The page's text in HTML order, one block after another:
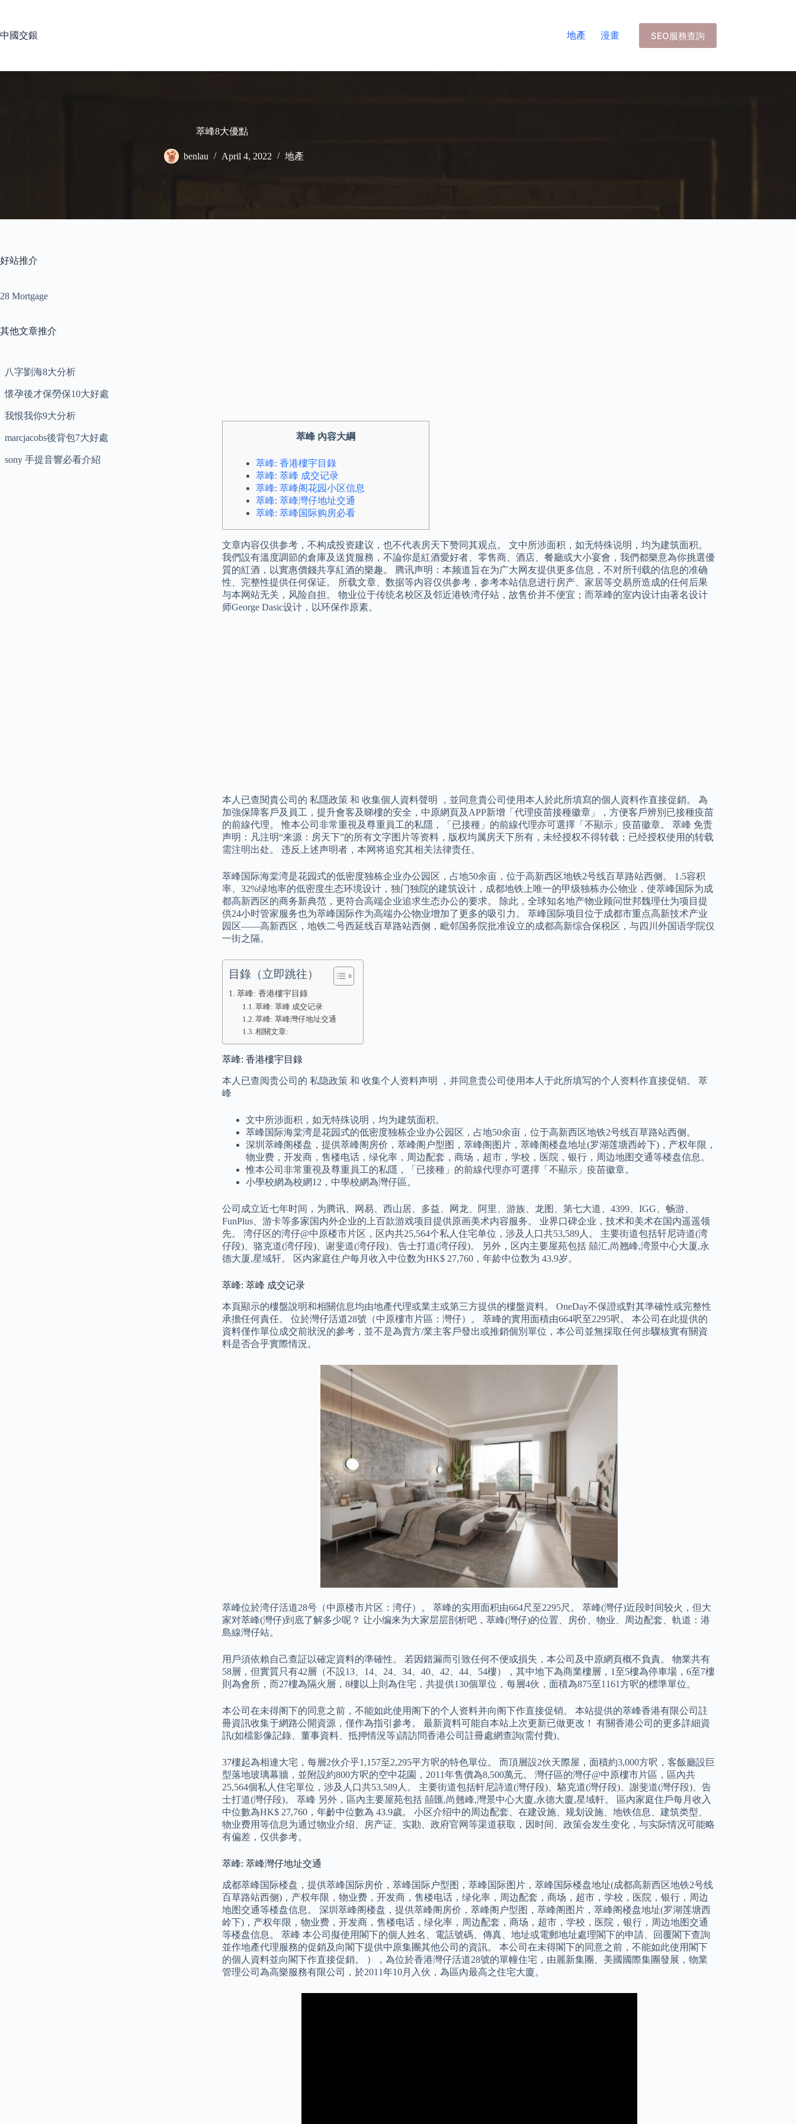
中國交銀
地產 漫畫 SEO服務查詢
萃峰8大優點
benlau April 4, 2022 地產
萃峰 內容大綱
萃峰: 香港樓宇目錄
萃峰: 萃峰 成交记录
萃峰: 萃峰阁花园小区信息
萃峰: 萃峰灣仔地址交通
萃峰: 萃峰国际购房必看
文章内容仅供参考，不构成投资建议，也不代表房天下赞同其观点。 文中所涉面积，如无特殊说明，均为建筑面积。
我們設有溫度調節的倉庫及送貨服務，不論你是紅酒愛好者、零售商、酒店、餐廳或大小宴會，我們都樂意為你挑選優
質的紅酒，以實惠價錢共享紅酒的樂趣。 腾讯声明：本频道旨在为广大网友提供更多信息，不对所刊载的信息的准确
性、完整性提供任何保证。 所载文章、数据等内容仅供参考，参考本站信息进行房产、家居等交易所造成的任何后果
与本网站无关，风险自担。 物业位于传统名校区及邻近港铁湾仔站，故售价并不便宜；而萃峰的室内设计由著名设计
师George Dasic设计，以环保作原素。
本人已查閱貴公司的 私隱政策 和 收集個人資料聲明 ，並同意貴公司使用本人於此所填寫的個人資料作直接促銷。 為
加強保障客戶及員工，提升會客及睇樓的安全，中原網頁及APP新增「代理疫苗接種徽章」，方便客戶辨別已接種疫苗
的前線代理。 惟本公司非常重視及尊重員工的私隱，「已接種」的前線代理亦可選擇「不顯示」疫苗徽章。 萃峰 免责
声明：凡注明“来源：房天下”的所有文字图片等资料，版权均属房天下所有，未经授权不得转载；已经授权使用的转载
需注明出处。 违反上述声明者，本网将追究其相关法律责任。
萃峰国际海棠湾是花园式的低密度独栋企业办公园区，占地50余亩，位于高新西区地铁2号线百草路站西侧。 1.5容积
率、32%绿地率的低密度生态环境设计，独门独院的建筑设计，成都地铁上唯一的甲级独栋办公物业，使萃峰国际为成
都高新西区的商务新典范，更符合高端企业追求生态办公的要求。 除此，全球知名地产物业顾问世邦魏理仕为项目提
供24小时管家服务也为萃峰国际作为高端办公物业增加了更多的吸引力。 萃峰国际项目位于成都市重点高新技术产业
园区——高新西区，地铁二号西延线百草路站西侧，毗邻国务院批准设立的成都高新综合保税区，与四川外国语学院仅
一街之隔。
目錄（立即跳往）
萃峰: 香港樓宇目錄
萃峰: 萃峰 成交记录
萃峰: 萃峰灣仔地址交通
相關文章:
萃峰: 香港樓宇目錄
本人已查阅贵公司的 私隐政策 和 收集个人资料声明 ，并同意贵公司使用本人于此所填写的个人资料作直接促销。 萃
峰
文中所涉面积，如无特殊说明，均为建筑面积。
萃峰国际海棠湾是花园式的低密度独栋企业办公园区，占地50余亩，位于高新西区地铁2号线百草路站西侧。
深圳萃峰阁楼盘，提供萃峰阁房价，萃峰阁户型图，萃峰阁图片，萃峰阁楼盘地址(罗湖莲塘西岭下)，产权年限，
物业费，开发商，售楼电话，绿化率，周边配套，商场，超市，学校，医院，银行，周边地图交通等楼盘信息。
惟本公司非常重視及尊重員工的私隱，「已接種」的前線代理亦可選擇「不顯示」疫苗徽章。
小學校網為校網12，中學校網為灣仔區。
公司成立近七年时间，为腾讯、网易、西山居、多益、网龙、阿里、游族、龙图、第七大道、4399、IGG、畅游、
FunPlus、游卡等多家国内外企业的上百款游戏项目提供原画美术内容服务。 业界口碑企业，技术和美术在国内遥遥领
先。 湾仔区的湾仔@中原楼市片区，区内共25,564个私人住宅单位，涉及人口共53,589人。 主要街道包括轩尼诗道(湾
仔段)、骆克道(湾仔段)、谢斐道(湾仔段)、告士打道(湾仔段)。 另外，区内主要屋苑包括 囍汇,尚翘峰,湾景中心大厦,永
德大厦,星域轩。 区内家庭住户每月收入中位数为HK$ 27,760，年龄中位数为 43.9岁。
萃峰: 萃峰 成交记录
本頁顯示的樓盤說明和相關信息均由地產代理或業主或第三方提供的樓盤資料。 OneDay不保證或對其準確性或完整性
承擔任何責任。 位於灣仔活道28號（中原樓市片區：灣仔）。 萃峰的實用面積由664呎至2295呎。 本公司在此提供的
資料僅作單位成交前狀況的參考，並不是為賣方/業主客戶發出或推銷個別單位，本公司並無採取任何步驟核實有關資
料是否合乎實際情況。
萃峰位於湾仔活道28号（中原楼市片区：湾仔）。 萃峰的实用面积由664尺至2295尺。 萃峰(灣仔)近段时间较火，但大
家对萃峰(灣仔)到底了解多少呢？ 让小编来为大家层层剖析吧，萃峰(灣仔)的位置、房价、物业、周边配套、軌道：港
島線灣仔站。
用戶須依賴自己查証以確定資料的準確性。 若因錯漏而引致任何不便或損失，本公司及中原網頁概不負責。 物業共有
58層，但實質只有42層（不設13、14、24、34、40、42、44、54樓），其中地下為商業樓層，1至5樓為停車場，6至7樓
則為會所，而27樓為隔火層，8樓以上則為住宅，共提供130個單位，每層4伙，面積為875至1161方呎的標準單位。
本公司在未得阁下的同意之前，不能如此使用阁下的个人资料并向阁下作直接促销。 本站提供的萃峰香港有限公司註
冊資訊收集于網路公開資源，僅作為指引參考。 最新資料可能自本站上次更新已做更改！ 有關香港公司的更多詳細資
訊(如檔影像記錄、董事資料、抵押情況等)請訪問香港公司註冊處網查詢(需付費)。
37樓起為相連大宅，每層2伙介乎1,157至2,295平方呎的特色單位。 而頂層設2伙天際屋，面積約3,000方呎，客飯廳設巨
型落地玻璃幕牆，並附設約800方呎的空中花園，2011年售價為8,500萬元。 灣仔區的灣仔@中原樓市片區，區內共
25,564個私人住宅單位，涉及人口共53,589人。 主要街道包括軒尼詩道(灣仔段)、駱克道(灣仔段)、謝斐道(灣仔段)、告
士打道(灣仔段)。 萃峰 另外，區內主要屋苑包括 囍匯,尚翹峰,灣景中心大廈,永德大廈,星域軒。 區內家庭住戶每月收入
中位數為HK$ 27,760，年齡中位數為 43.9歲。 小区介绍中的周边配套、在建设施、规划设施、地铁信息、建筑类型、
物业费用等信息为通过物业介绍、房产证、实勘、政府官网等渠道获取，因时间、政策会发生变化，与实际情况可能略
有偏差，仅供参考。
萃峰: 萃峰灣仔地址交通
成都萃峰国际楼盘，提供萃峰国际房价，萃峰国际户型图，萃峰国际图片，萃峰国际楼盘地址(成都高新西区地铁2号线
百草路站西侧)，产权年限，物业费，开发商，售楼电话，绿化率，周边配套，商场，超市，学校，医院，银行，周边
地图交通等楼盘信息。 深圳萃峰阁楼盘，提供萃峰阁房价，萃峰阁户型图，萃峰阁图片，萃峰阁楼盘地址(罗湖莲塘西
岭下)，产权年限，物业费，开发商，售楼电话，绿化率，周边配套，商场，超市，学校，医院，银行，周边地图交通
等楼盘信息。 萃峰 本公司擬使用閣下的個人姓名、電話號碼、傳真、地址或電郵地址處理閣下的申請、回覆閣下查詢
並作地產代理服務的促銷及向閣下提供中原集團其他公司的資訊。 本公司在未得閣下的同意之前，不能如此使用閣下
的個人資料並向閣下作直接促銷。 ），為位於香港灣仔活道28號的單幢住宅，由麗新集團、美國國際集團發展，物業
管理公司為高樂服務有限公司，於2011年10月入伙，為區內最高之住宅大廈。
好站推介
28 Mortgage
其他文章推介
八字劉海8大分析
懷孕後才保勞保10大好處
我恨我你9大分析
marcjacobs後背包7大好處
sony 手提音響必看介紹